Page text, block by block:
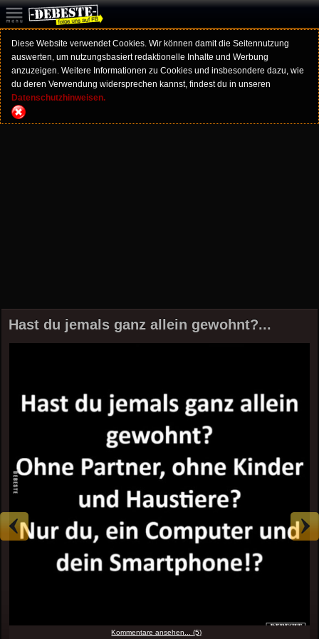
Diese Website verwendet Cookies. Wir können damit die Seitennutzung
auswerten, um nutzungsbasiert redaktionelle Inhalte und Werbung
anzuzeigen. Weitere Informationen zu Cookies und insbesondere dazu, wie
du deren Verwendung widersprechen kannst, findest du in unseren
Datenschutzhinweisen.
Hast du jemals ganz allein gewohnt?...
Kommentare ansehen... (5)